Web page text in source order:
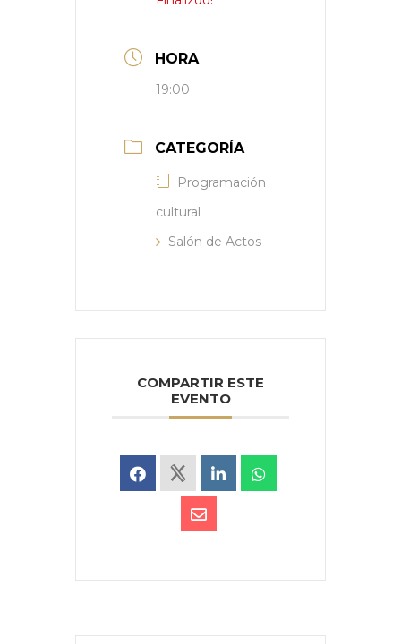
HORA
19:00
CATEGORÍA
Programación
cultural
Salón de Actos
COMPARTIR ESTE
EVENTO